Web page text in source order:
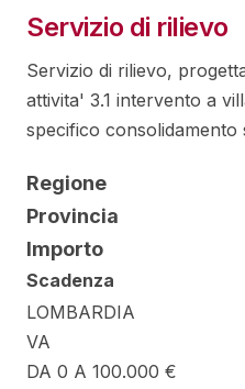
Servizio di rilievo
Servizio di rilievo,
attivita' 3.1 intervento a
specifico consolidamento
Regione
Provincia
Importo
Scadenza
LOMBARDIA
VA
DA 0 A 100.000 €